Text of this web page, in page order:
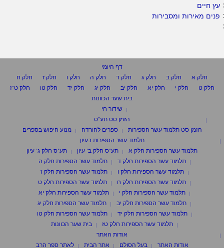
עץ חיים
פנים מאירות ומסבירות
דף היומי
חלק א
חלק ב חלק ג חלק ד חלק ה חלק ו חלק ז
חלק ח
חלק ט
חלק י חלק יא חלק יב חלק יג חלק יד חלק טו
חלק ט"ז
בית שער הכוונות
שידור חי
הזמן סט תע"ס
הזמן סט תלמוד עשר הספירות
ספרים להורדה
מנוע חיפוש בספרים
תלמוד עשר הספירות בעיון
תלמוד עשר הספירות חלק א
תע"ס חלק ב' עיון
תע"ס חלק ג' עיון
תלמוד עשר הספירות חלק ד
תלמוד עשר הספירות חלק ה
תלמוד עשר הספירות חלק ו
תלמוד עשר הספירות חלק ז
תלמוד עשר הספירות חלק ח
תלמוד עשר הספירות חלק ט
תלמוד עשר הספירות חלק י
תלמוד עשר הספירות חלק יא
תלמוד עשר הספירות חלק יב
תלמוד עשר הספירות חלק יג
תלמוד עשר הספירות חלק יד
תלמוד עשר הספירות חלק טו
תלמוד עשר הספירות חלק טז
בית שער הכוונות
אודות האתר
אודות האתר
בעל הסולם אתר הבית לאתר ספר הרב